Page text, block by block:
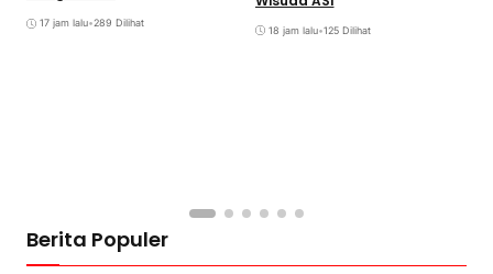
17 jam lalu•289 Dilihat
18 jam lalu•125 Dilihat
Berita Populer